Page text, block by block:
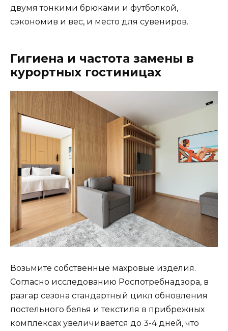
двумя тонкими брюками и футболкой,
сэкономив и вес, и место для сувениров.
Гигиена и частота замены в
курортных гостиницах
Возьмите собственные махровые изделия.
Согласно исследованию Роспотребнадзора, в
разгар сезона стандартный цикл обновления
постельного белья и текстиля в прибрежных
комплексах увеличивается до 3-4 дней, что